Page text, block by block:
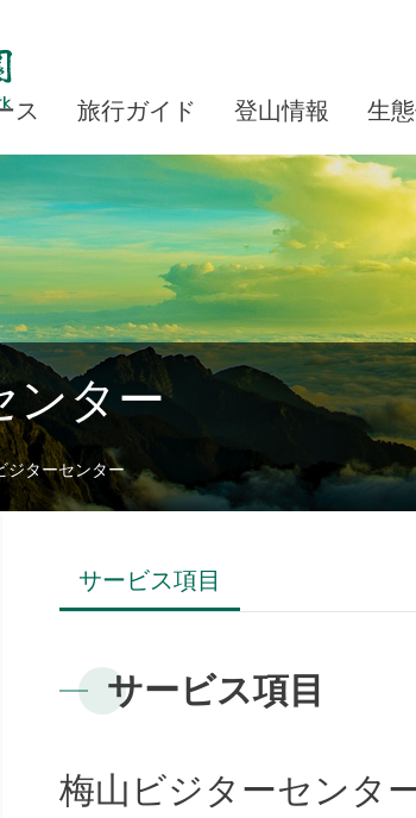
ス 旅行ガイド 登山情報 生
ンター
ジターセンター
サービス項目
サービス項目
梅山ビジターセンタ